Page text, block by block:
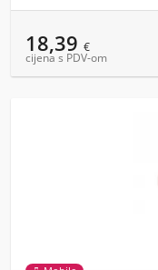
18,39 €
cijena s PDV-om